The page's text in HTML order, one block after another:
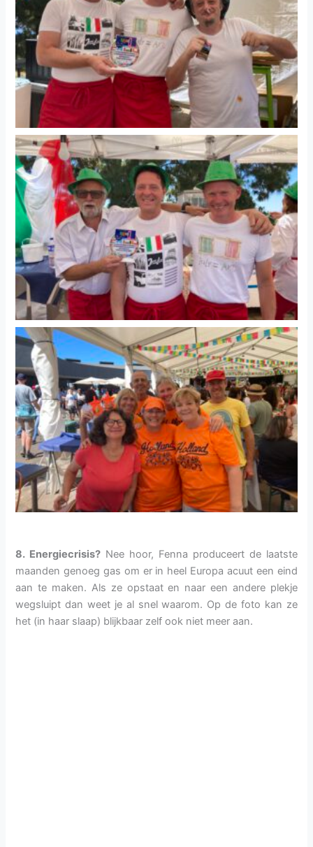
8. Energiecrisis? Nee hoor, Fenna produceert de laatste
maanden genoeg gas om er in heel Europa acuut een eind
aan te maken. Als ze opstaat en naar een andere plekje
wegsluipt dan weet je al snel waarom. Op de foto kan ze
het (in haar slaap) blijkbaar zelf ook niet meer aan.